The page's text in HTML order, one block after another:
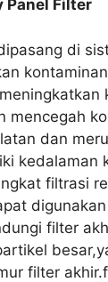
Panel Filter
di
mencegah
dan
kedalaman
filtrasi
filter
filter